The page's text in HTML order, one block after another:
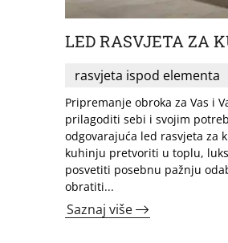
LED RASVJETA ZA
rasvjeta ispod elementa
Pripremanje obroka za Vas i
prilagoditi sebi i svojim
odgovarajuća led rasvjeta za
kuhinju pretvoriti u toplu,
posvetiti posebnu pažnju
obratiti...
Saznaj više